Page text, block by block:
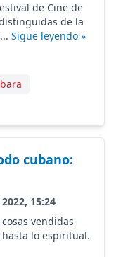
de Cine de
de la
Sigue leyendo »
cubano:
15:24
vendidas
lo espiritual.